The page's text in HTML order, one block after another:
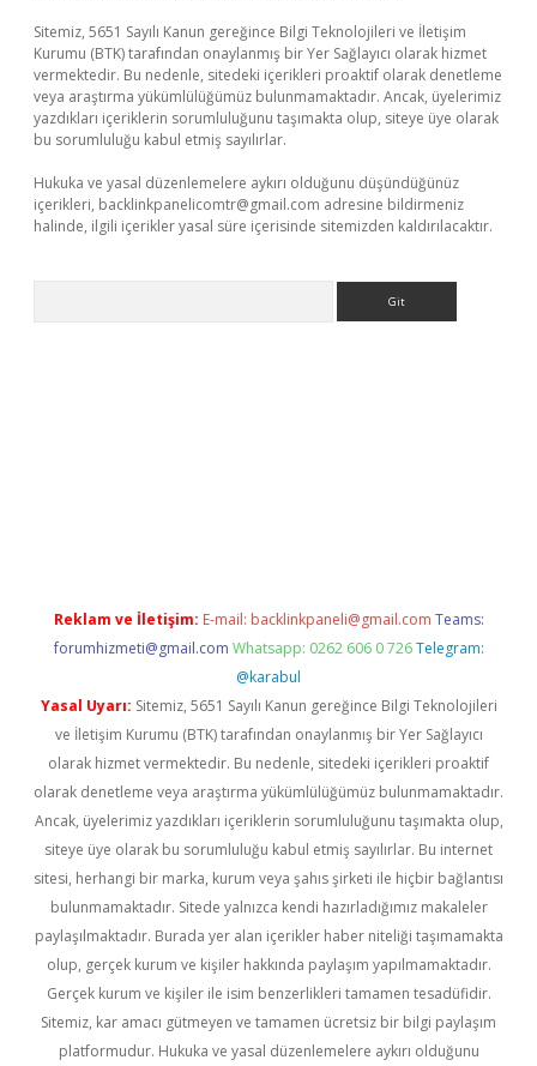
Sitemiz, 5651 Sayılı Kanun gereğince Bilgi Teknolojileri ve İletişim
Kurumu (BTK) tarafından onaylanmış bir Yer Sağlayıcı olarak hizmet
vermektedir. Bu nedenle, sitedeki içerikleri proaktif olarak denetleme
veya araştırma yükümlülüğümüz bulunmamaktadır. Ancak, üyelerimiz
yazdıkları içeriklerin sorumluluğunu taşımakta olup, siteye üye olarak
bu sorumluluğu kabul etmiş sayılırlar.
Hukuka ve yasal düzenlemelere aykırı olduğunu düşündüğünüz
içerikleri, backlinkpanelicomtr@gmail.com adresine bildirmeniz
halinde, ilgili içerikler yasal süre içerisinde sitemizden kaldırılacaktır.
Reklam ve İletişim: E-mail: backlinkpaneli@gmail.com Teams:
forumhizmeti@gmail.com Whatsapp: 0262 606 0 726 Telegram:
@karabul
Yasal Uyarı: Sitemiz, 5651 Sayılı Kanun gereğince Bilgi Teknolojileri
ve İletişim Kurumu (BTK) tarafından onaylanmış bir Yer Sağlayıcı
olarak hizmet vermektedir. Bu nedenle, sitedeki içerikleri proaktif
olarak denetleme veya araştırma yükümlülüğümüz bulunmamaktadır.
Ancak, üyelerimiz yazdıkları içeriklerin sorumluluğunu taşımakta olup,
siteye üye olarak bu sorumluluğu kabul etmiş sayılırlar. Bu internet
sitesi, herhangi bir marka, kurum veya şahıs şirketi ile hiçbir bağlantısı
bulunmamaktadır. Sitede yalnızca kendi hazırladığımız makaleler
paylaşılmaktadır. Burada yer alan içerikler haber niteliği taşımamakta
olup, gerçek kurum ve kişiler hakkında paylaşım yapılmamaktadır.
Gerçek kurum ve kişiler ile isim benzerlikleri tamamen tesadüfidir.
Sitemiz, kar amacı gütmeyen ve tamamen ücretsiz bir bilgi paylaşım
platformudur. Hukuka ve yasal düzenlemelere aykırı olduğunu